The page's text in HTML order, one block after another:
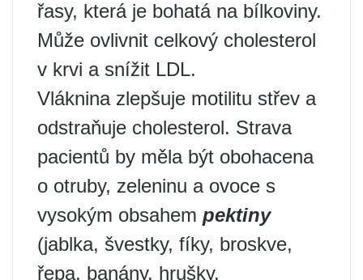
řasy, která je bohatá na bílkoviny.
Může ovlivnit celkový cholesterol
v krvi a snížit LDL.
Vláknina zlepšuje motilitu střev a
odstraňuje cholesterol. Strava
pacientů by měla být obohacena
o otruby, zeleninu a ovoce s
vysokým obsahem pektiny
(jablka, švestky, fíky, broskve,
řepa, banány, hrušky,